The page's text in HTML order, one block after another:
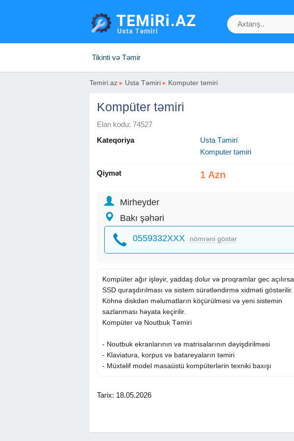
Tikinti və Təmir
Temiri.az ▸ Usta Təmiri ▸ Komputer təmiri
Kompüter təmiri
Elan kodu: 74527
Kateqoriya
Usta Təmiri
Komputer təmiri
Qiymət 1 Azn
Mirheyder
Bakı şəhəri
0559332XXX nömrəni göstər
Kompüter ağır işləyir, yaddaş dolur və proqramlar gec açılırsa,
SSD quraşdırılması və sistem sürətləndirmə xidməti göstərilir.
Köhnə diskdən məlumatların köçürülməsi və yeni sistemin
sazlanması həyata keçirilir.
Kompüter və Noutbuk Təmiri
- Noutbuk ekranlarının və matrisalarının dəyişdirilməsi
- Klaviatura, korpus və batareyaların təmiri
- Müxtəlif model masaüstü kompüterlərin texniki baxışı
- Sistem performansının yüksəldilməsi
Tarix: 18.05.2026